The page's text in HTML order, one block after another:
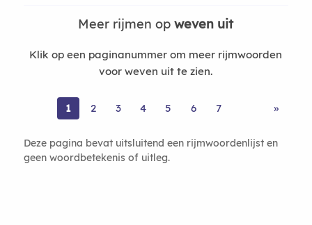
Meer rijmen opweven uit
Klik op een paginanummer om meer rijmwoorden
voor weven uit te zien.
1 2 3 4 5 6 7 »
Deze pagina bevat uitsluitend een rijmwoordenlijst en
geen woordbetekenis of uitleg.